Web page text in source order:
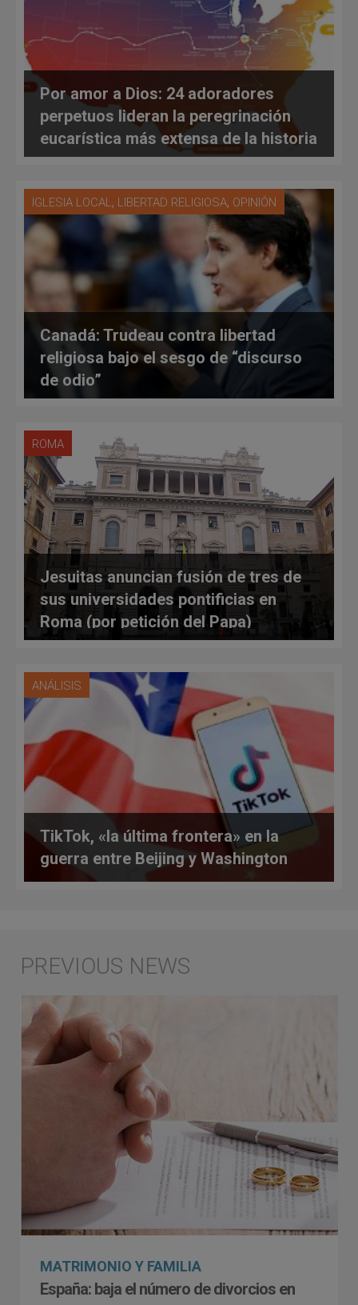
Por amor a Dios: 24 adoradores
perpetuos lideran la peregrinación
eucarística más extensa de la historia
IGLESIA LOCAL, LIBERTAD RELIGIOSA, OPINIÓN
Canadá: Trudeau contra libertad
religiosa bajo el sesgo de “discurso
de odio”
ROMA
Jesuitas anuncian fusión de tres de
sus universidades pontificias en
Roma (por petición del Papa)
ANÁLISIS
TikTok, «la última frontera» en la
guerra entre Beijing y Washington
MATRIMONIO Y FAMILIA
España: baja el número de divorcios en